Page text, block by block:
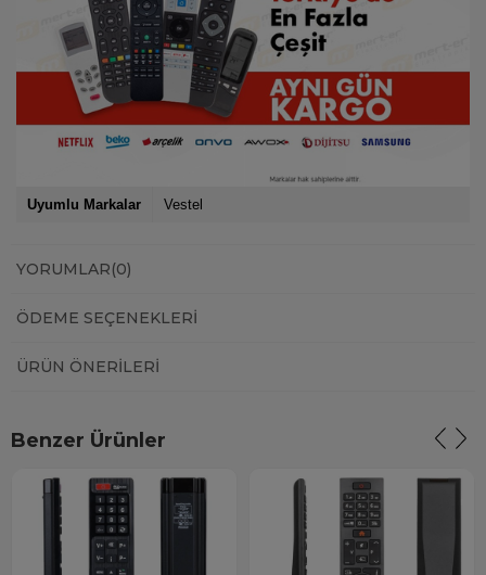
Uyumlu Markalar Vestel
YORUMLAR(0)
ÖDEME SEÇENEKLERI
ÜRÜN ÖNERILERI
Benzer Ürünler